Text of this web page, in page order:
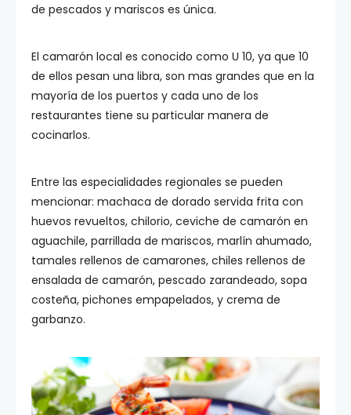
de pescados y mariscos es única.
El camarón local es conocido como U 10, ya que 10
de ellos pesan una libra, son mas grandes que en la
mayoría de los puertos y cada uno de los
restaurantes tiene su particular manera de
cocinarlos.
Entre las especialidades regionales se pueden
mencionar: machaca de dorado servida frita con
huevos revueltos, chilorio, ceviche de camarón en
aguachile, parrillada de mariscos, marlín ahumado,
tamales rellenos de camarones, chiles rellenos de
ensalada de camarón, pescado zarandeado, sopa
costeña, pichones empapelados, y crema de
garbanzo.